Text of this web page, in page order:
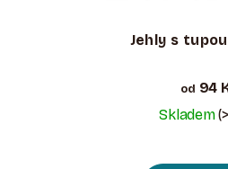
Jehly s
od 94
Skladem